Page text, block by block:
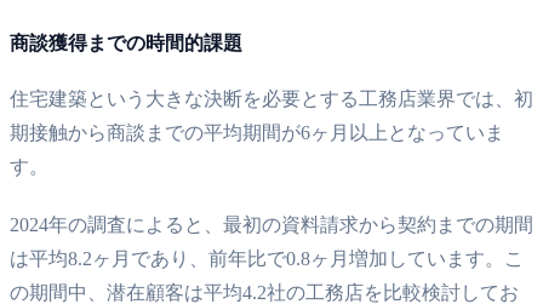
商談獲得までの時間的課題
住宅建築という大きな決断を必要とする工務店業界では、初
期接触から商談までの平均期間が6ヶ月以上となっていま
す。
2024年の調査によると、最初の資料請求から契約までの期間
は平均8.2ヶ月であり、前年比で0.8ヶ月増加しています。こ
の期間中、潜在顧客は平均4.2社の工務店を比較検討してお